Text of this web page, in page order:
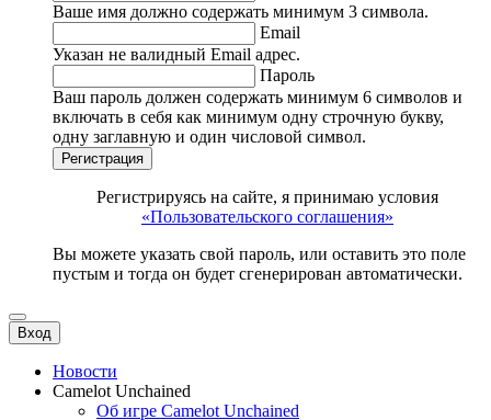
Ваше имя должно содержать минимум 3 символа.
Email
Указан не валидный Email адрес.
Пароль
Ваш пароль должен содержать минимум 6 символов и
включать в себя как минимум одну строчную букву,
одну заглавную и один числовой символ.
Регистрация
Регистрируясь на сайте, я принимаю условия
«Пользовательского соглашения»
Вы можете указать свой пароль, или оставить это поле
пустым и тогда он будет сгенерирован автоматически.
Вход
Новости
Camelot Unchained
Об игре Camelot Unchained